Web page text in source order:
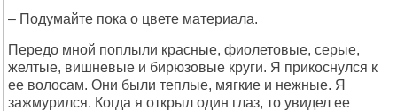
– Подумайте пока о цвете материала.
Передо мной поплыли красные, фиолетовые, серые,
желтые, вишневые и бирюзовые круги. Я прикоснулся к
ее волосам. Они были теплые, мягкие и нежные. Я
зажмурился. Когда я открыл один глаз, то увидел ее